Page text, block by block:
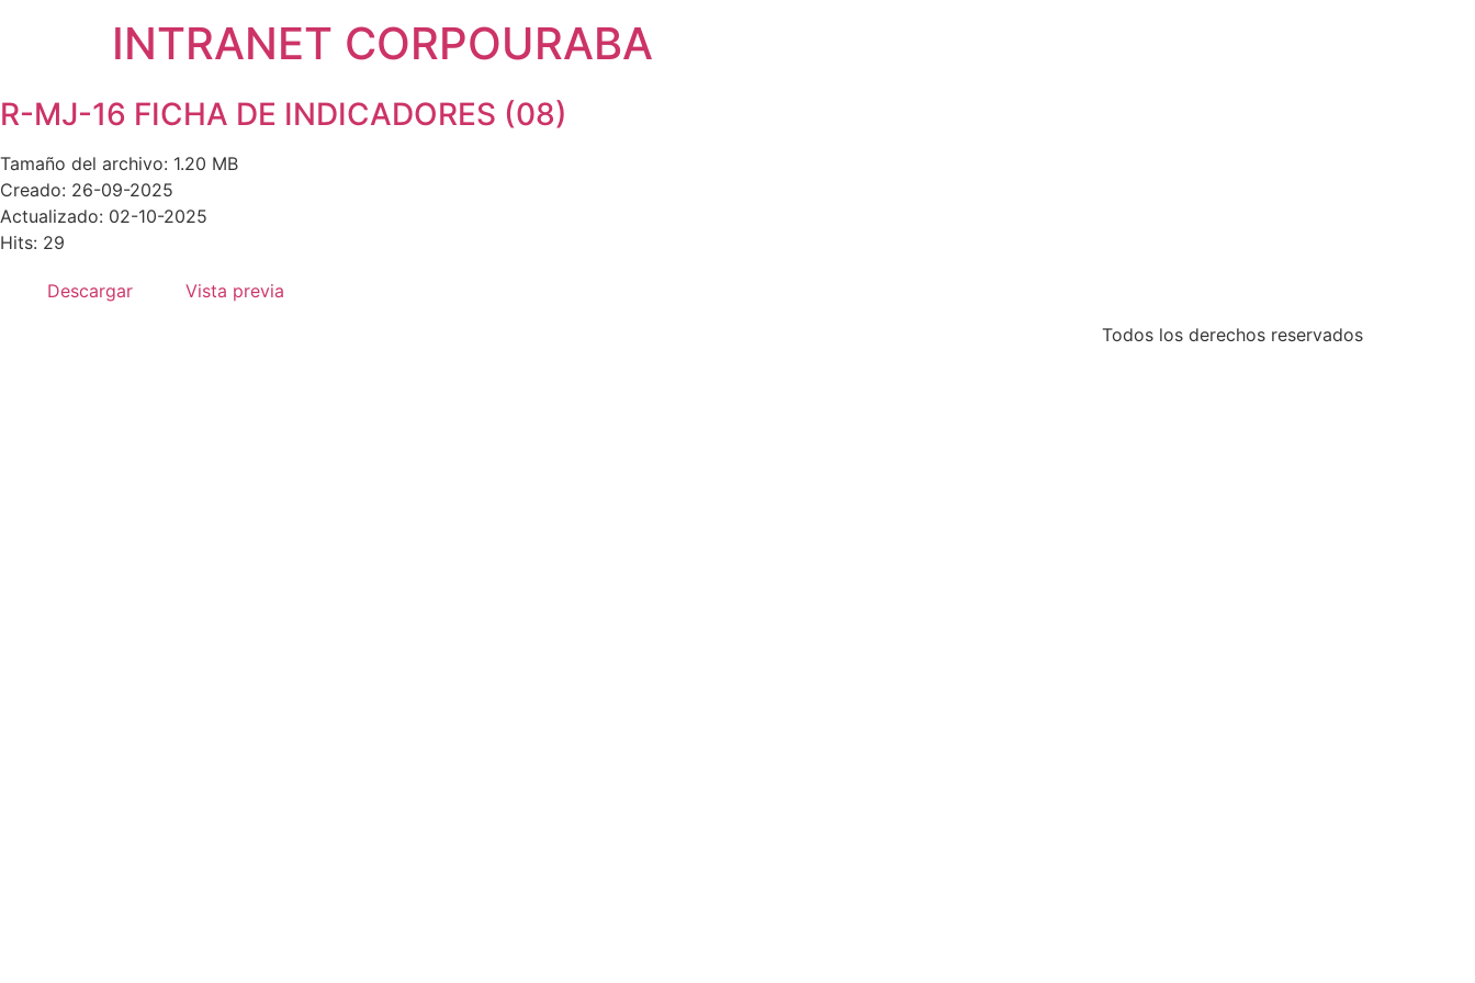
INTRANET CORPOURABA
R-MJ-16 FICHA DE INDICADORES (08)
Tamaño del archivo: 1.20 MB
Creado: 26-09-2025
Actualizado: 02-10-2025
Hits: 29
Descargar
Vista previa
Todos los derechos reservados